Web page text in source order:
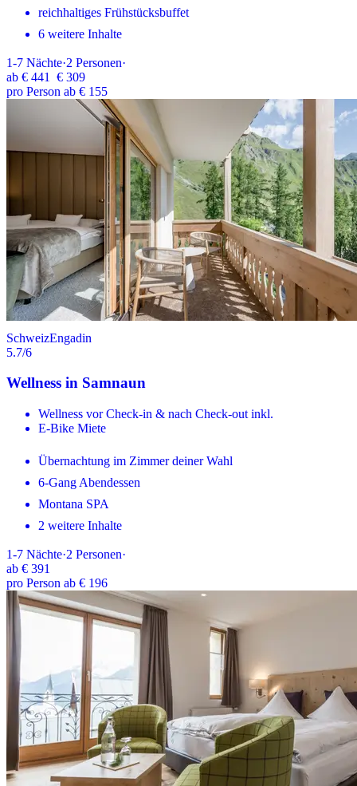
reichhaltiges Frühstücksbuffet
6 weitere Inhalte
1-7 Nächte·2 Personen·
ab € 441
€ 309
pro Person ab € 155
SchweizEngadin
5.7/6
Wellness in Samnaun
Wellness vor Check-in & nach Check-out inkl.
E-Bike Miete
Übernachtung im Zimmer deiner Wahl
6-Gang Abendessen
Montana SPA
2 weitere Inhalte
1-7 Nächte·2 Personen·
ab € 391
pro Person ab € 196